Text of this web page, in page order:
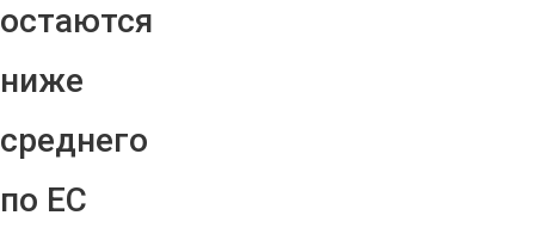
остаются
ниже
среднего
по ЕС